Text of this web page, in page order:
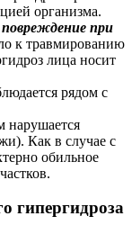
организма.
при
к травмированию
лица носит
рядом с
нарушается
Как в случае с
обильное
гипергидроза